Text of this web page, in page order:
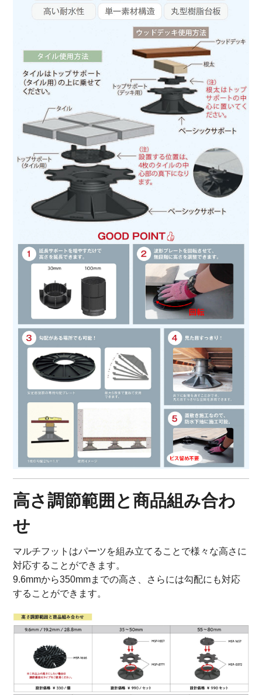
高さ調節範囲と商品組み合わ
せ
マルチフットはパーツを組み立てることで様々な高さに
対応することができます。
9.6mmから350mmまでの高さ、さらには勾配にも対応
することができます。